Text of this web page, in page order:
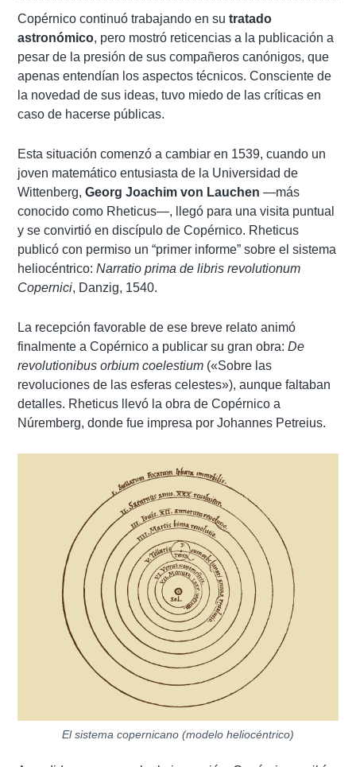
Copérnico continuó trabajando en sutratado
astronómico, pero mostró reticencias a la publicación a
pesar de la presión de sus compañeros canónigos, que
apenas entendían los aspectos técnicos. Consciente de
la novedad de sus ideas, tuvo miedo de las críticas en
caso de hacerse públicas.
Esta situación comenzó a cambiar en 1539, cuando un
joven matemático entusiasta de la Universidad de
Wittenberg,Georg Joachim von Lauchen —más
conocido como Rheticus—, llegó para una visita puntual
y se convirtió en discípulo de Copérnico. Rheticus
publicó con permiso un “primer informe” sobre el sistema
heliocéntrico:Narratio prima de libris revolutionum
Copernici, Danzig, 1540.
La recepción favorable de ese breve relato animó
finalmente a Copérnico a publicar su gran obra:De
revolutionibus orbium coelestium («Sobre las
revoluciones de las esferas celestes»), aunque faltaban
detalles. Rheticus llevó la obra de Copérnico a
Núremberg, donde fue impresa por Johannes Petreius.
El sistema copernicano (modelo heliocéntrico)